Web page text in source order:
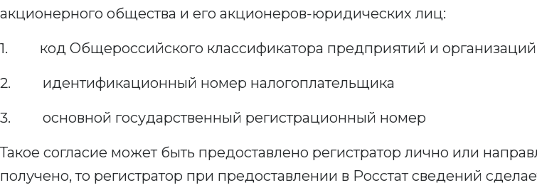
акционерного общества и его акционеров-юридических лиц:
1. код Общероссийского классификатора предприятий и организаций
2. идентификационный номер налогоплательщика
3. основной государственный регистрационный номер
Такое согласие может быть предоставлено регистратор лично или
получено, то регистратор при предоставлении в Росстат сведений